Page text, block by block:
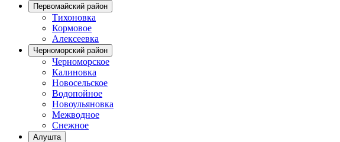
Первомайский район
Тихоновка
Кормовое
Алексеевка
Черноморский район
Черноморское
Калиновка
Новосельское
Водопойное
Новоульяновка
Межводное
Снежное
Алушта